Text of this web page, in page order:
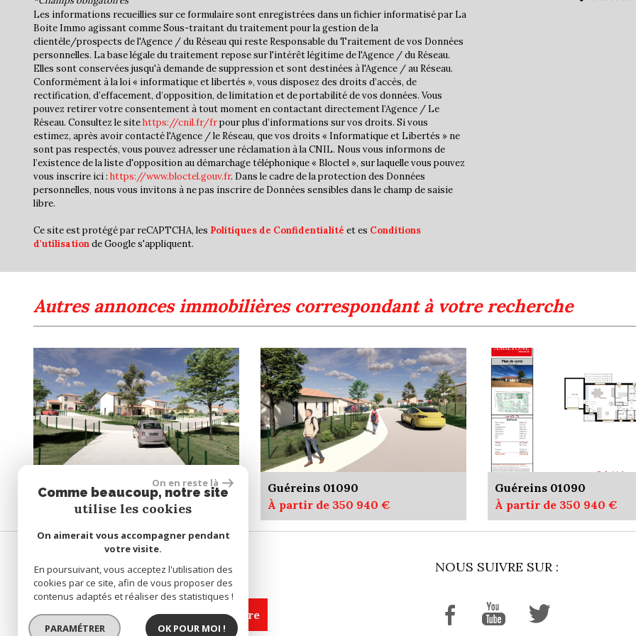
Les informations recueillies sur ce formulaire sont enregistrées dans un fichier informatisé par La
Boite Immo agissant comme Sous-traitant du traitement pour la gestion de la
clientèle/prospects de l'Agence / du Réseau qui reste Responsable du Traitement de vos Données
personnelles. La base légale du traitement repose sur l'intérêt légitime de l'Agence / du Réseau.
Elles sont conservées jusqu'à demande de suppression et sont destinées à l'Agence / au Réseau.
Conformément à la loi « informatique et libertés », vous disposez des droits d’accès, de
rectification, d’effacement, d’opposition, de limitation et de portabilité de vos données. Vous
pouvez retirer votre consentement à tout moment en contactant directement l’Agence / Le
Réseau. Consultez le sitehttps://cnil.fr/frpour plus d’informations sur vos droits. Si vous
estimez, après avoir contacté l'Agence / le Réseau, que vos droits « Informatique et Libertés » ne
sont pas respectés, vous pouvez adresser une réclamation à la CNIL. Nous vous informons de
l’existence de la liste d'opposition au démarchage téléphonique « Bloctel », sur laquelle vous pouvez
vous inscrire ici : https://www.bloctel.gouv.fr. Dans le cadre de la protection des Données
personnelles, nous vous invitons à ne pas inscrire de Données sensibles dans le champ de saisie
libre.
Ce site est protégé par reCAPTCHA, les Politiques de Confidentialité et es Conditions
d'utilisationde Google s'appliquent.
autres annonces immobilières correspondant à votre recherche
Guéreins 01090
À partir de 357 340 €
Guéreins 01090
À partir de 350 940 €
Guéreins 01090
À partir de 350 940 €
NOUS SUIVRE SUR :
SE CONNECTER
espace propriétaire
On en reste là
Comme beaucoup, notre site
utilise les cookies
On aimerait vous accompagner pendant
votre visite.
En poursuivant, vous acceptez l'utilisation des
cookies par ce site, afin de vous proposer des
contenus adaptés et réaliser des statistiques !
PARAMÉTRER OK POUR MOI !